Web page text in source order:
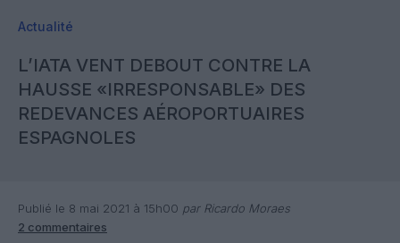
Actualité
L’IATA VENT DEBOUT CONTRE LA
HAUSSE «IRRESPONSABLE» DES
REDEVANCES AÉROPORTUAIRES
ESPAGNOLES
Publié le 8 mai 2021 à 15h00 par Ricardo Moraes
2 commentaires